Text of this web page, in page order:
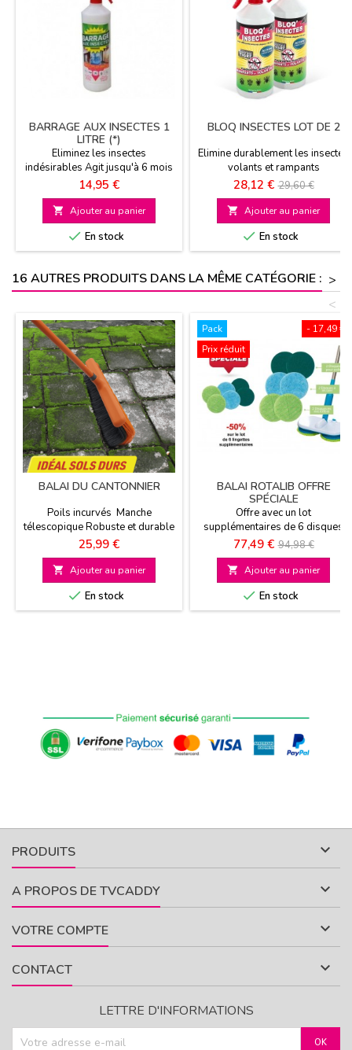
BARRAGE AUX INSECTES 1
LITRE (*)
Eliminez les insectes
indésirables Agit jusqu'à 6 mois
1 litre pour 80 M2 Pour toutes
les surfaces
Prix
14,95 €
 Ajouter au panier
 En stock
BLOQ INSECTES LOT DE 2
Elimine durablement les insectes
volants et rampants
Prix
28,12 € Prix
de
base
29,60 €
 Ajouter au panier
 En stock
16 AUTRES PRODUITS DANS LA MÊME CATÉGORIE : >
<
BALAI DU CANTONNIER
Poils incurvés Manche
télescopique Robuste et durable
Prix
25,99 €
 Ajouter au panier
 En stock
- 17,49 €
Pack
Prix réduit
BALAI ROTALIB OFFRE
SPÉCIALE
Offre avec un lot
supplémentaires de 6 disques
de rechange avec une remise de
50% Nettoyez vos sols grâce à
la technologie rotative Sans fil
Sans effort : nettoie pour vous
Efficace et rapide : 2 têtes
rotatives
Prix
77,49 € Prix
de
base
94,98 €
 Ajouter au panier
 En stock
PRODUITS 
A PROPOS DE TVCADDY 
VOTRE COMPTE 
CONTACT 
LETTRE D'INFORMATIONS